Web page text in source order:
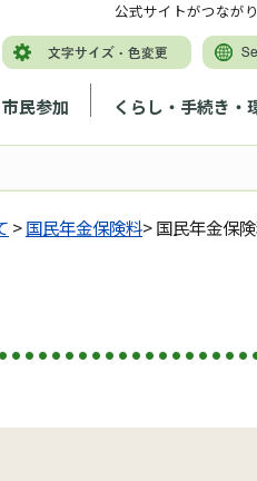
民参加 くらし・手続き・
公式サイトがつなが
>国民年金保険料> 国民年金保